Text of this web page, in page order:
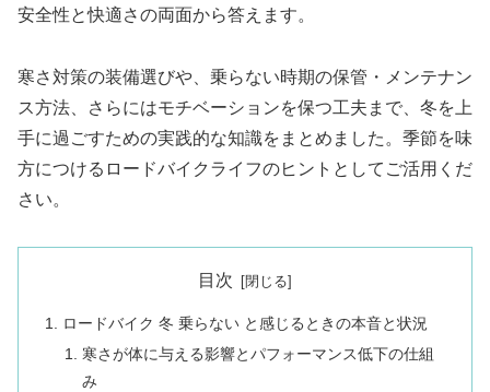
安全性と快適さの両面から答えます。
寒さ対策の装備選びや、乗らない時期の保管・メンテナン
ス方法、さらにはモチベーションを保つ工夫まで、冬を上
手に過ごすための実践的な知識をまとめました。季節を味
方につけるロードバイクライフのヒントとしてご活用くだ
さい。
目次
ロードバイク 冬 乗らない と感じるときの本音と状況
寒さが体に与える影響とパフォーマンス低下の仕組
み